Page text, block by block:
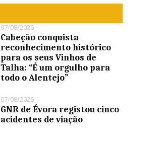
07/08/2026
Cabeção conquista
reconhecimento histórico
para os seus Vinhos de
Talha: “É um orgulho para
todo o Alentejo”
07/08/2026
GNR de Évora registou cinco
acidentes de viação